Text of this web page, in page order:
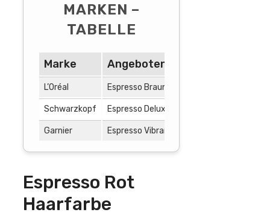
MARKEN –
TABELLE
Marke Angebotene Espresso
L’Oréal Espresso Braun, Espresso Schwarz,
Schwarzkopf Espresso Deluxe, Espresso Intense,
Garnier Espresso Vibrant, Espresso Deep,
Espresso Rot
Haarfarbe